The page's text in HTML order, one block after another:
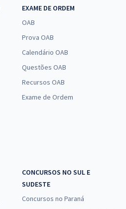
EXAME DE ORDEM
OAB
Prova OAB
Calendário OAB
Questões OAB
Recursos OAB
Exame de Ordem
CONCURSOS NO SUL E
SUDESTE
Concursos no Paraná